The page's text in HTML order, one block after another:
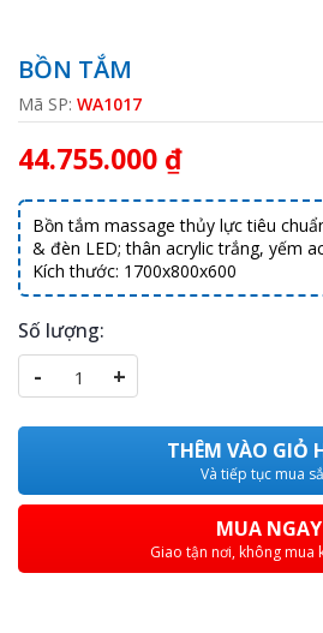
BỒN TẮM
Mã SP: WA1017
44.755.000 ₫
Bồn tắm massage thủy lực tiêu
& đèn LED; thân acrylic trắng, yếm
Kích thước: 1700x800x600
Số lượng:
- +
THÊM VÀO GIỎ
Và tiếp tục mua
MUA NGAY
Giao tận nơi, không mua